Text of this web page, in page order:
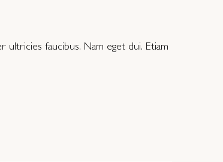
faucibus. Nam eget dui. Etiam